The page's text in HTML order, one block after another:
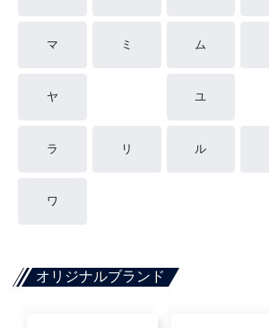
マ ミ ム
ヤ ユ
ラ リ ル
ワ
オリジナルブランド